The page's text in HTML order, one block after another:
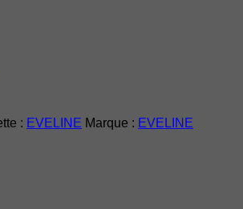
: EVELINE Marque : EVELINE